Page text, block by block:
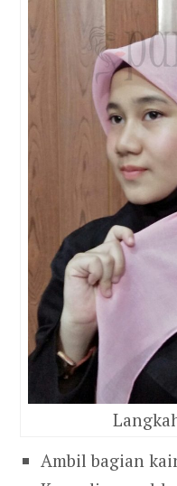
Ambil bagian